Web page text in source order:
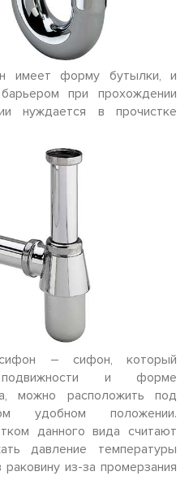
имеет форму бутылки, и
при прохождении
нуждается в прочистке
– сифон, который
и форме
можно расположить под
удобном положении.
данного вида считают
давление температуры
из-за промерзания